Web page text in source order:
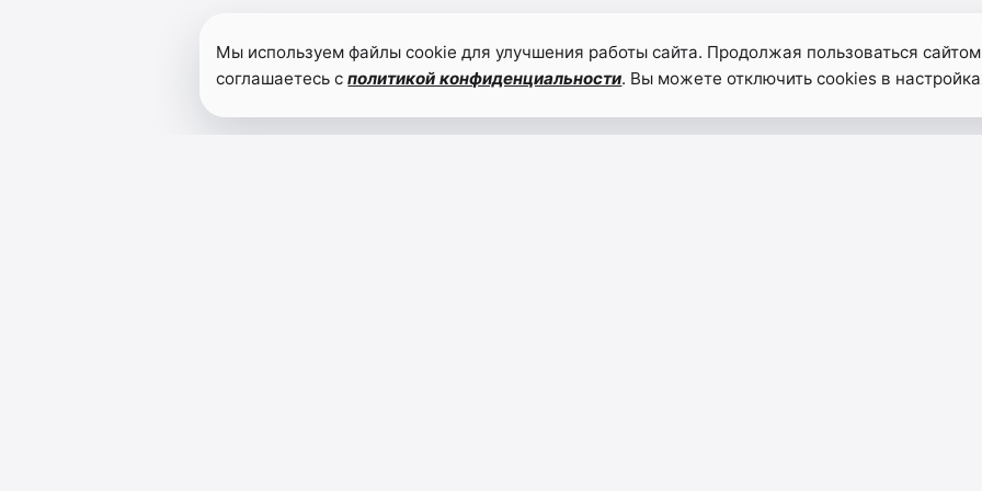
Мы используем файлы cookie для улучшения работы сайта. Продолжая пользоваться
соглашаетесь сполитикой конфиденциальности. Вы можете отключить cookies в